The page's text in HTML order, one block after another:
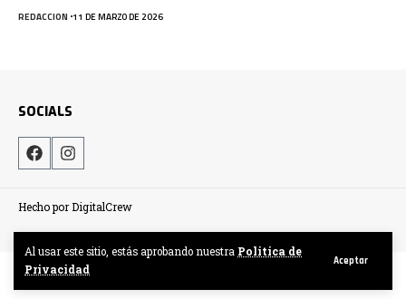
Al usar este sitio, estás aprobando nuestra Politica de
Privacidad
Aceptar
REDACCION 11 DE MARZO DE 2026
SOCIALS
Hecho por DigitalCrew